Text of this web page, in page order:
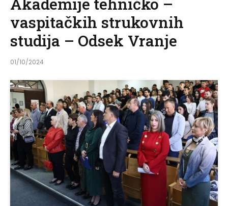
vaspitačkih strukovnih
studija – Odsek Vranje
01/10/2024